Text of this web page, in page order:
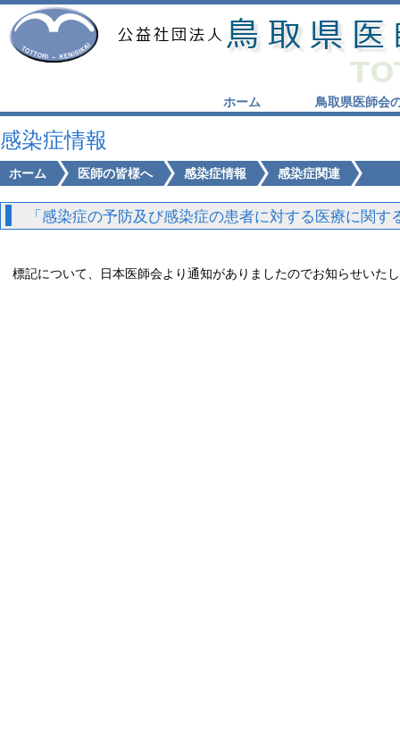
ホーム 鳥取県医師会
感染症情報
ホーム 医師の皆様へ 感染症情報 感染症関連
「感染症の予防及び感染症の患者に対する医療に関
標記について、日本医師会より通知がありましたのでお知らせいた